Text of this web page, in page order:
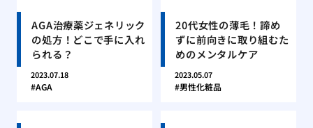
AGA治療薬ジェネリック
の処方！どこで手に入れ
られる？
2023.07.18
AGA
20代女性の薄毛！諦め
ずに前向きに取り組むた
めのメンタルケア
2023.05.07
男性化粧品